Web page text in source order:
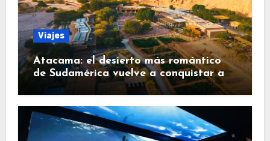
Viajes
Atacama: el desierto más romántico
de Sudamérica vuelve a conquistar a
los viajeros